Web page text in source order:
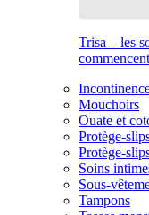
Trisa – les
Mouchoirs
Ouate et
Protège-
Protège-
Soins
Sous-
Tampons